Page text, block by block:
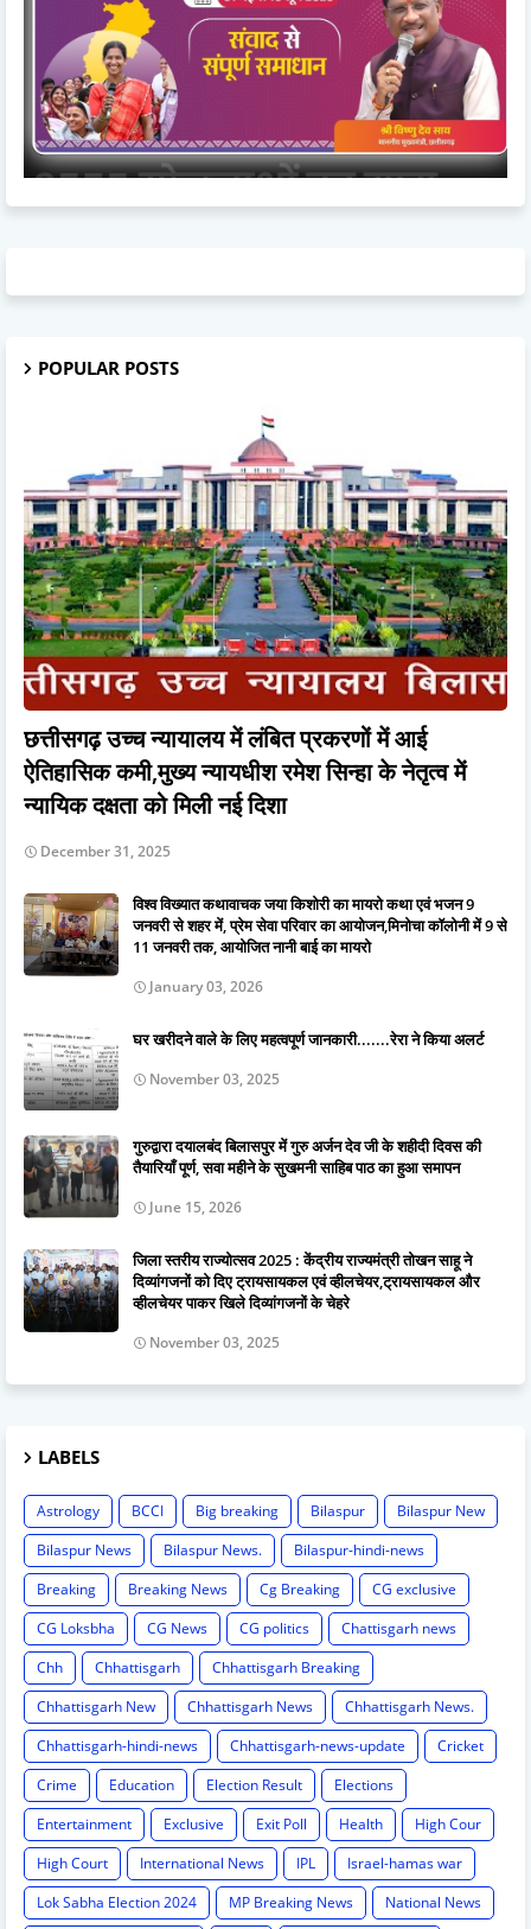
POPULAR POSTS
छत्तीसगढ़ उच्च न्यायालय में लंबित प्रकरणों में आई
ऐतिहासिक कमी,मुख्य न्यायधीश रमेश सिन्हा के नेतृत्व में
न्यायिक दक्षता को मिली नई दिशा
December 31, 2025
विश्व विख्यात कथावाचक जया किशोरी का मायरो कथा एवं भजन 9
जनवरी से शहर में, प्रेम सेवा परिवार का आयोजन,मिनोचा कॉलोनी में 9 से
11 जनवरी तक, आयोजित नानी बाई का मायरो
January 03, 2026
घर खरीदने वाले के लिए महत्वपूर्ण जानकारी.......रेरा ने किया अलर्ट
November 03, 2025
गुरुद्वारा दयालबंद बिलासपुर में गुरु अर्जन देव जी के शहीदी दिवस की
तैयारियाँ पूर्ण, सवा महीने के सुखमनी साहिब पाठ का हुआ समापन
June 15, 2026
जिला स्तरीय राज्योत्सव 2025 : केंद्रीय राज्यमंत्री तोखन साहू ने
दिव्यांगजनों को दिए ट्रायसायकल एवं व्हीलचेयर,ट्रायसायकल और
व्हीलचेयर पाकर खिले दिव्यांगजनों के चेहरे
November 03, 2025
LABELS
Astrology BCCI Big breaking Bilaspur
Bilaspur New
Bilaspur News
Bilaspur News.
Bilaspur-hindi-news
Breaking
Breaking News Cg Breaking
CG exclusive
CG Loksbha
CG News CG politics
Chattisgarh news
Chh
Chhattisgarh
Chhattisgarh Breaking
Chhattisgarh New
Chhattisgarh News
Chhattisgarh News.
Chhattisgarh-hindi-news
Chhattisgarh-news-update
Cricket
Crime
Education Election Result
Elections
Entertainment
Exclusive Exit Poll Health
High Cour
High Court
International News IPL
Israel-hamas war
Lok Sabha Election 2024
MP Breaking News
National News